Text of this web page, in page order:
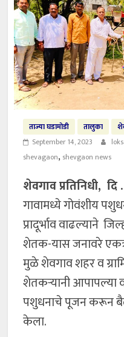
ताज्या घडामोडी तालुका
September 14, 2023
shevagaon, shevgaon news
शेवगाव प्रतिनिधी,
गावामध्ये गोवंशीय
प्रादूर्भाव वाढल्याने
शेतक-यास जनावरे
मुळे शेवगाव शहर व
शेतकऱ्यानी आपापल्या
पशुधनाचे पूजन करून
केला.